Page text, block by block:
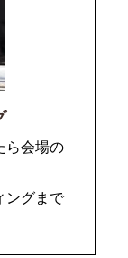
ら会場の
ングまで